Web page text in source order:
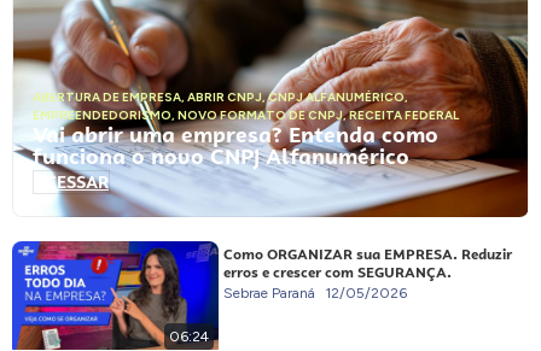
ABERTURA DE EMPRESA, ABRIR CNPJ,CNPJ ALFANUMÉRICO,
EMPREENDEDORISMO, NOVO FORMATO DE CNPJ,RECEITA FEDERAL
Vai abrir uma empresa? Entenda como
funciona o novo CNPJ Alfanumérico
ACESSAR
06:24
Como ORGANIZAR sua EMPRESA. Reduzir
erros e crescer com SEGURANÇA.
Sebrae Paraná 12/05/2026